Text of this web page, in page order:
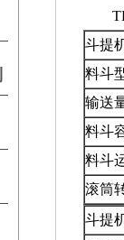
斗提
料斗
输送
料斗
料斗
滚筒
斗提